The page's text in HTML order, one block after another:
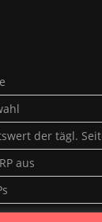
der tägl.
aus